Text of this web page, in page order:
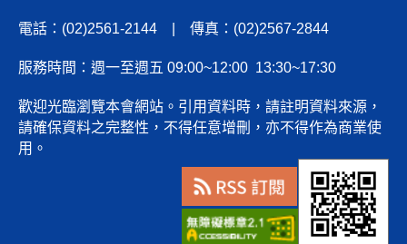
電話：(02)2561-2144 | 傳真：(02)2567-2844
服務時間：週一至週五 09:00~12:00 13:30~17:30
歡迎光臨瀏覽本會網站。引用資料時，請註明資料來源，
請確保資料之完整性，不得任意增刪，亦不得作為商業使
用。